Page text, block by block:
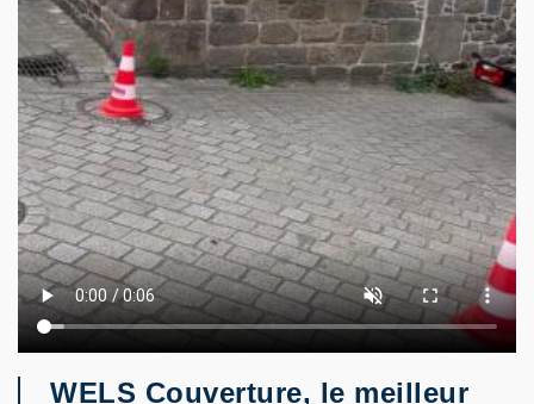
WELS Couverture, le meilleur